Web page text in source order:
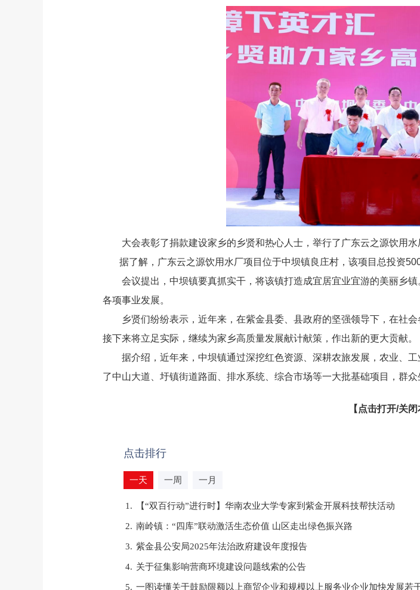
大会表彰了捐款建设家乡的乡贤和热心人士，举行了广东云之源饮用水
据了解，广东云之源饮用水厂项目位于中坝镇良庄村，该项目总投资
会议提出，中坝镇要真抓实干，将该镇打造成宜居宜业宜游的美丽乡镇
各项事业发展。
乡贤们纷纷表示，近年来，在紫金县委、县政府的坚强领导下，在社会
接下来将立足实际，继续为家乡高质量发展献计献策，作出新的更大贡献。
据介绍，近年来，中坝镇通过深挖红色资源、深耕农旅发展，农业、工
了中山大道、圩镇街道路面、排水系统、综合市场等一大批基础项目，群众
【点击打开/关闭
点击排行
一天 一周 一月
1. 【“双百行动”进行时】华南农业大学专家到紫金开展科技帮扶活动
2. 南岭镇：“四库”联动激活生态价值 山区走出绿色振兴路
3. 紫金县公安局2025年法治政府建设年度报告
4. 关于征集影响营商环境建设问题线索的公告
5. 一图读懂关于鼓励限额以上商贸企业和规模以上服务业企业加快发展若